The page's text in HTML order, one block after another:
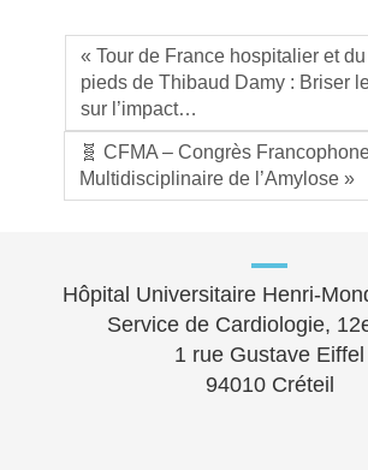
« Tour de France hospitalier et
pieds de Thibaud Damy : Briser
sur l’impact…
🧬 CFMA – Congrès
Multidisciplinaire de l’Amylose »
Hôpital Universitaire Henri-
Service de Cardiologie,
1 rue Gustave Eiffel
94010 Créteil